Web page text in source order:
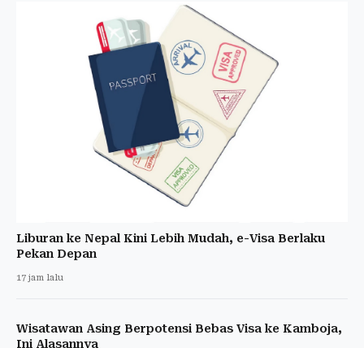
Liburan ke Nepal Kini Lebih Mudah, e-Visa Berlaku
Pekan Depan
17 jam lalu
Wisatawan Asing Berpotensi Bebas Visa ke Kamboja,
Ini Alasannya